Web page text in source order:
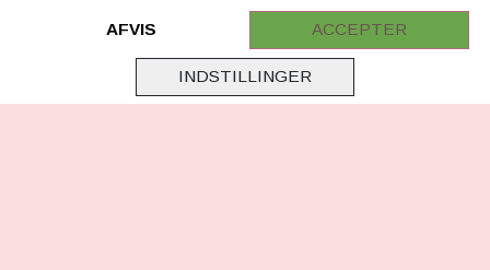
Samarbejde
Cookie & Privatlivsoplysninger
INDSTILLINGER
AFVIS ACCEPTER